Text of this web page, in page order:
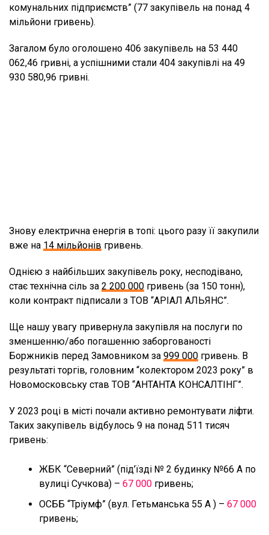
комунальних підприємств” (77 закупівель на понад 4
мільйони гривень).
Загалом було оголошено 406 закупівель на 53 440
062,46 гривні, а успішними стали 404 закупівлі на 49
930 580,96 гривні.
Знову електрична енергія в топі: цього разу її закупили
вже на 14 мільйонів гривень.
Однією з найбільших закупівель року, несподівано,
стає технічна сіль за 2 200 000 гривень (за 150 тонн),
коли контракт підписали з ТОВ “АРІАЛ АЛЬЯНС”.
Ще нашу увагу привернула закупівля на послуги по
зменшенню/або погашенню заборгованості
Боржників перед Замовником за 999 000 гривень. В
результаті торгів, головним “колектором 2023 року” в
Новомосковську став ТОВ “АНТАНТА КОНСАЛТІНГ”.
У 2023 році в місті почали активно ремонтувати ліфти.
Таких закупівель відбулось 9 на понад 511 тисяч
гривень:
ЖБК “Северний” (під’їзді № 2 будинку №66 А по
вулиці Сучкова) – 67 000 гривень;
ОСББ “Тріумф” (вул. Гетьманська 55 А ) – 67 000
гривень;